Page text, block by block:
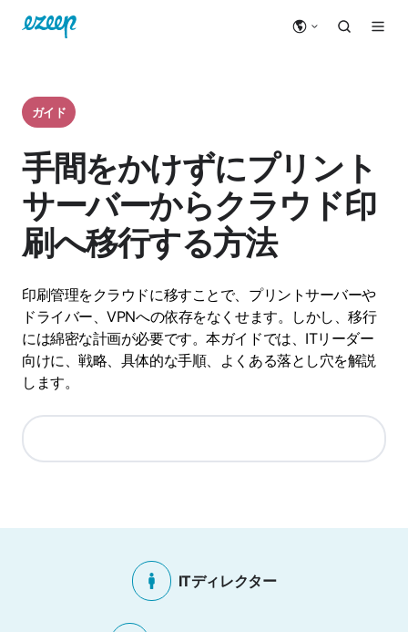
ガイド
手間をかけずにプリント
サーバーからクラウド印
刷へ移行する方法
印刷管理をクラウドに移すことで、プリントサーバーや
ドライバー、VPNへの依存をなくせます。しかし、移行
には綿密な計画が必要です。本ガイドでは、ITリーダー
向けに、戦略、具体的な手順、よくある落とし穴を解説
します。
ITディレクター